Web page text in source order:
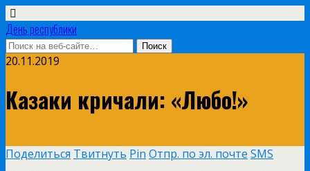
День республики
20.11.2019
Казаки кричали: «Любо!»
Поделиться Твитнуть Pin Отпр. по эл. почте SMS